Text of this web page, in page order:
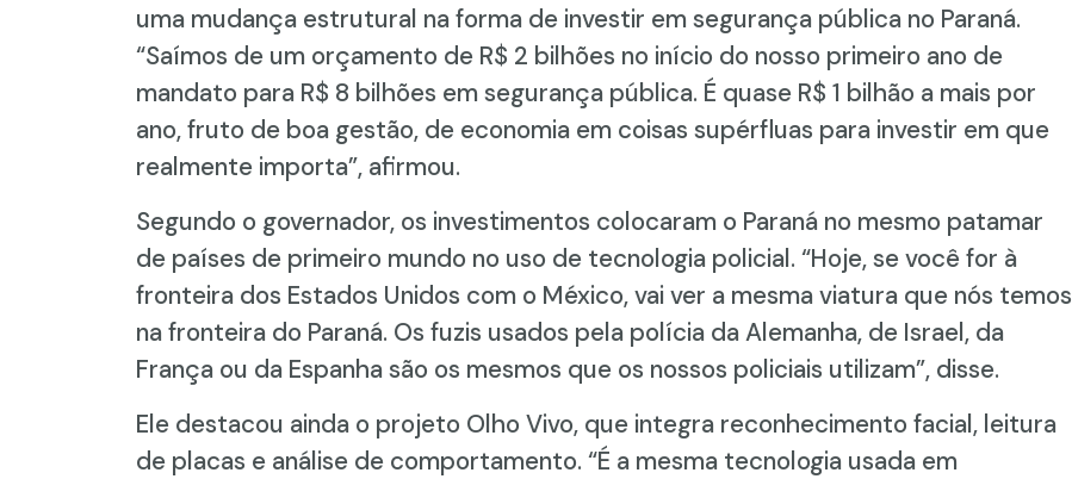
uma mudança estrutural na forma de investir em segurança pública no Paraná.
“Saímos de um orçamento de R$ 2 bilhões no início do nosso primeiro ano de
mandato para R$ 8 bilhões em segurança pública. É quase R$ 1 bilhão a mais por
ano, fruto de boa gestão, de economia em coisas supérfluas para investir em que
realmente importa”, afirmou.
Segundo o governador, os investimentos colocaram o Paraná no mesmo patamar
de países de primeiro mundo no uso de tecnologia policial. “Hoje, se você for à
fronteira dos Estados Unidos com o México, vai ver a mesma viatura que nós temos
na fronteira do Paraná. Os fuzis usados pela polícia da Alemanha, de Israel, da
França ou da Espanha são os mesmos que os nossos policiais utilizam”, disse.
Ele destacou ainda o projeto Olho Vivo, que integra reconhecimento facial, leitura
de placas e análise de comportamento. “É a mesma tecnologia usada em